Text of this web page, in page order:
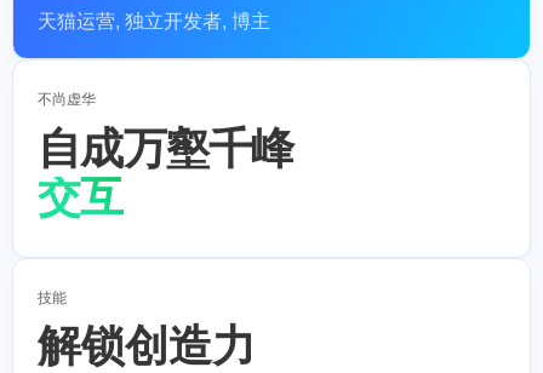
天猫运营, 独立开发者, 博主
不尚虚华
自成万壑千峰
设计
交互
技能
解锁创造力